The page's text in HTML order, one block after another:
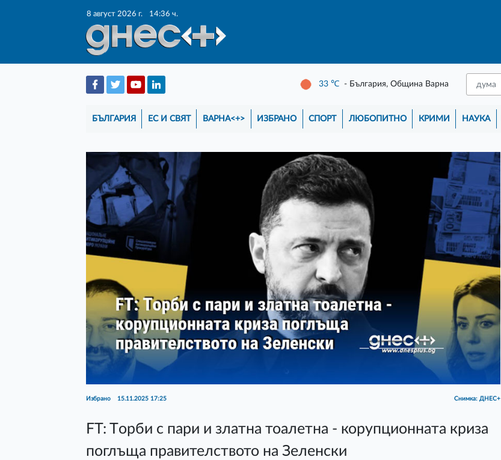
8 август 2026 г. 14:36 ч.
33 ℃ - България, Община Варна
БЪЛГАРИЯ ЕС И СВЯТ ВАРНА<+> ИЗБРАНО СПОРТ ЛЮБОПИТНО КРИМИ НАУКА
Избрано 15.11.2025 17:25 Снимка: ДНЕС+
FT: Tорби с пари и златна тоалетна - корупционната криза
поглъща правителството на Зеленски